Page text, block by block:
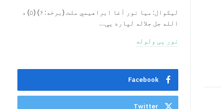
ليکوال: میا نور آغا ابراهيمي ملت (برخه: ۶) (۵) د
الله جل جلاله لپاره یې…
نور یی ولوله
Facebook
Twitter